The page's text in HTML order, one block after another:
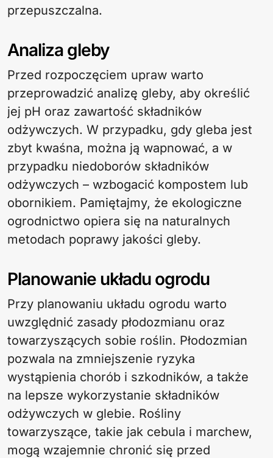
przepuszczalna.
Analiza gleby
Przed rozpoczęciem upraw warto
przeprowadzić analizę gleby, aby określić
jej pH oraz zawartość składników
odżywczych. W przypadku, gdy gleba jest
zbyt kwaśna, można ją wapnować, a w
przypadku niedoborów składników
odżywczych – wzbogacić kompostem lub
obornikiem. Pamiętajmy, że ekologiczne
ogrodnictwo opiera się na naturalnych
metodach poprawy jakości gleby.
Planowanie układu ogrodu
Przy planowaniu układu ogrodu warto
uwzględnić zasady płodozmianu oraz
towarzyszących sobie roślin. Płodozmian
pozwala na zmniejszenie ryzyka
wystąpienia chorób i szkodników, a także
na lepsze wykorzystanie składników
odżywczych w glebie. Rośliny
towarzyszące, takie jak cebula i marchew,
mogą wzajemnie chronić się przed